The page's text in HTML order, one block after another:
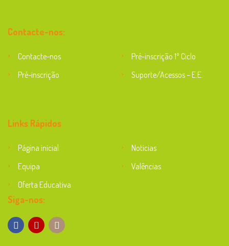
Contacte-nos:
Contacte-nos
Pré-inscrição 1º Ciclo
Pré-inscrição
Suporte/Acessos – E.E.
Links Rápidos
Página inicial
Notícias
Equipa
Valências
Oferta Educativa
Siga-nos: